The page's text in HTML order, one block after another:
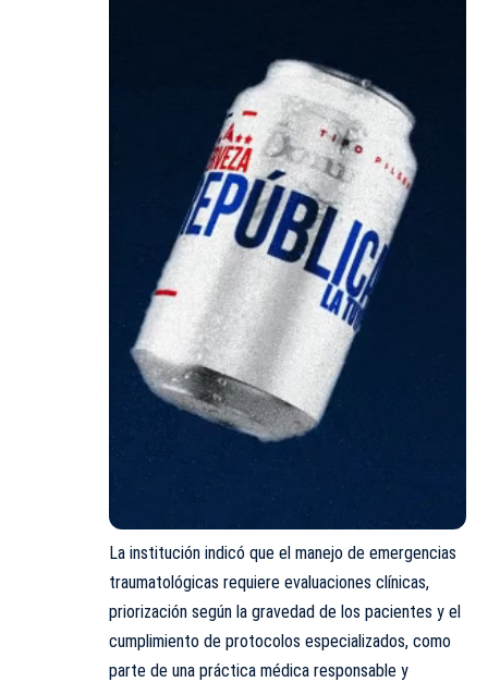
La institución indicó que el manejo de emergencias
traumatológicas requiere evaluaciones clínicas,
priorización según la gravedad de los pacientes y el
cumplimiento de protocolos especializados, como
parte de una práctica médica responsable y